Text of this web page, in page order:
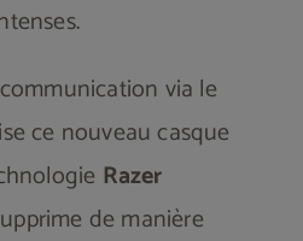
via le
ce nouveau casque
Razer
de manière